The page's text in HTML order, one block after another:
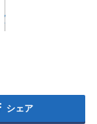
シェア